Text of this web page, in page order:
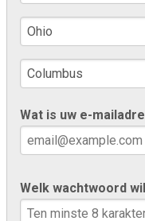
Wat is uw e-
Welk wachtwoord